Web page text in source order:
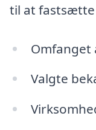
til at fastsætte
Valgte